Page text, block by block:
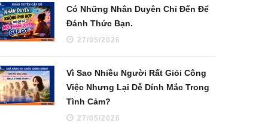
Có Những Nhân Duyên Chỉ Đến Để
Đánh Thức Bạn.
27/05/2026
Vì Sao Nhiều Người Rất Giỏi Công
Việc Nhưng Lại Dễ Dính Mắc Trong
Tình Cảm?
27/05/2026